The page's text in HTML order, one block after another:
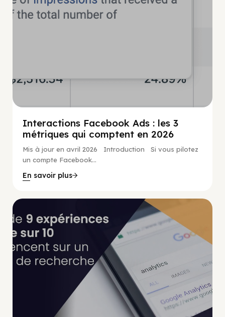
Interactions Facebook Ads : les 3
métriques qui comptent en 2026
Mis à jour en avril 2026 Introduction Si vous pilotez
un compte Facebook...
En savoir plus
Marketing Numérique